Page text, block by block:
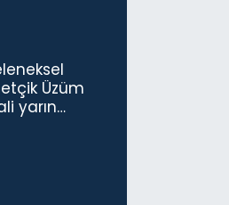
Üzüm
yarın